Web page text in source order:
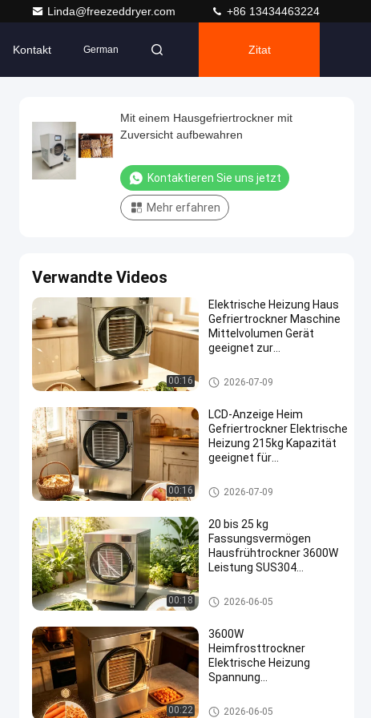
Linda@freezeddryer.com +86 13434463224
Kontakt German Zitat
Mit einem Hausgefriertrockner mit
Zuversicht aufbewahren
Kontaktieren Sie uns jetzt
Mehr erfahren
Verwandte Videos
00:16
Elektrische Heizung Haus
Gefriertrockner Maschine
Mittelvolumen Gerät
geeignet zur
Gemüse und Fleisch
Hauptfrosttrockner
2026-07-09
00:16
LCD-Anzeige Heim
Gefriertrockner Elektrische
Heizung 215kg Kapazität
geeignet für
und Labor
Hauptfrosttrockner
2026-07-09
00:18
20 bis 25 kg
Fassungsvermögen
Hausfrühtrockner 3600W
Leistung SUS304
geeignet für die
Konservierung und
Lebensmitteln
Hauptfrosttrockner
2026-06-05
00:22
3600W
Heimfrosttrockner
Elektrische Heizung
Spannung
Frosttrocknungslösung
Hauptfrosttrockner
2026-06-05